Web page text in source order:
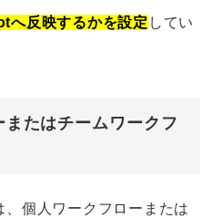
へ反映するかを設定 してい
たはチームワークフ
個人ワークフローまたは